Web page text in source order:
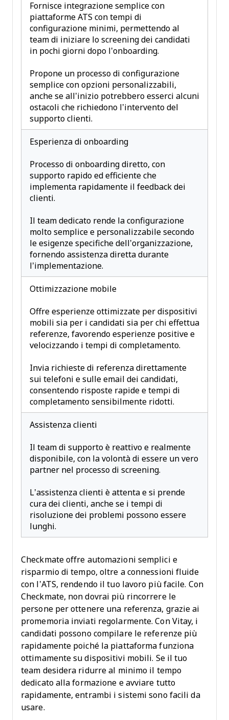
Fornisce integrazione semplice con
piattaforme ATS con tempi di
configurazione minimi, permettendo al
team di iniziare lo screening dei candidati
in pochi giorni dopo l’onboarding.
Propone un processo di configurazione
semplice con opzioni personalizzabili,
anche se all’inizio potrebbero esserci alcuni
ostacoli che richiedono l’intervento del
supporto clienti.
Esperienza di onboarding
Processo di onboarding diretto, con
supporto rapido ed efficiente che
implementa rapidamente il feedback dei
clienti.
Il team dedicato rende la configurazione
molto semplice e personalizzabile secondo
le esigenze specifiche dell’organizzazione,
fornendo assistenza diretta durante
l’implementazione.
Ottimizzazione mobile
Offre esperienze ottimizzate per dispositivi
mobili sia per i candidati sia per chi effettua
referenze, favorendo esperienze positive e
velocizzando i tempi di completamento.
Invia richieste di referenza direttamente
sui telefoni e sulle email dei candidati,
consentendo risposte rapide e tempi di
completamento sensibilmente ridotti.
Assistenza clienti
Il team di supporto è reattivo e realmente
disponibile, con la volontà di essere un vero
partner nel processo di screening.
L’assistenza clienti è attenta e si prende
cura dei clienti, anche se i tempi di
risoluzione dei problemi possono essere
lunghi.
Checkmate offre automazioni semplici e
risparmio di tempo, oltre a connessioni fluide
con l’ATS, rendendo il tuo lavoro più facile. Con
Checkmate, non dovrai più rincorrere le
persone per ottenere una referenza, grazie ai
promemoria inviati regolarmente. Con Vitay, i
candidati possono compilare le referenze più
rapidamente poiché la piattaforma funziona
ottimamente su dispositivi mobili. Se il tuo
team desidera ridurre al minimo il tempo
dedicato alla formazione e avviare tutto
rapidamente, entrambi i sistemi sono facili da
usare.